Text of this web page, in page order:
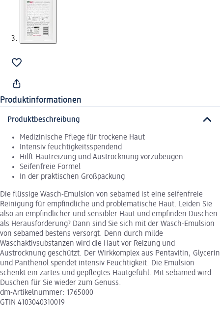
Produktinformationen
Produktbeschreibung
Medizinische Pflege für trockene Haut
Intensiv feuchtigkeitsspendend
Hilft Hautreizung und Austrocknung vorzubeugen
Seifenfreie Formel
In der praktischen Großpackung
Die flüssige Wasch-Emulsion von sebamed ist eine seifenfreie
Reinigung für empfindliche und problematische Haut. Leiden Sie
also an empfindlicher und sensibler Haut und empfinden Duschen
als Herausforderung? Dann sind Sie sich mit der Wasch-Emulsion
von sebamed bestens versorgt. Denn durch milde
Waschaktivsubstanzen wird die Haut vor Reizung und
Austrocknung geschützt. Der Wirkkomplex aus Pentavitin, Glycerin
und Panthenol spendet intensiv Feuchtigkeit. Die Emulsion
schenkt ein zartes und gepflegtes Hautgefühl. Mit sebamed wird
Duschen für Sie wieder zum Genuss.
dm-Artikelnummer: 1765000
GTIN 4103040310019